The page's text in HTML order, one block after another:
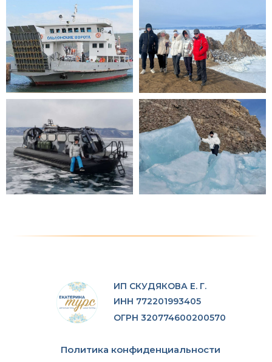
ИП СКУДЯКОВА Е. Г.
Политика конфиденциальности
ИНН 772201993405
ОГРН 320774600200570